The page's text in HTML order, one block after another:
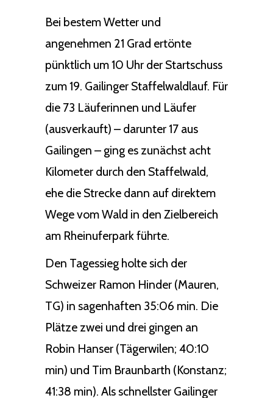
Bei bestem Wetter und
angenehmen 21 Grad ertönte
pünktlich um 10 Uhr der Startschuss
zum 19. Gailinger Staffelwaldlauf. Für
die 73 Läuferinnen und Läufer
(ausverkauft) – darunter 17 aus
Gailingen – ging es zunächst acht
Kilometer durch den Staffelwald,
ehe die Strecke dann auf direktem
Wege vom Wald in den Zielbereich
am Rheinuferpark führte.
Den Tagessieg holte sich der
Schweizer Ramon Hinder (Mauren,
TG) in sagenhaften 35:06 min. Die
Plätze zwei und drei gingen an
Robin Hanser (Tägerwilen; 40:10
min) und Tim Braunbarth (Konstanz;
41:38 min). Als schnellster Gailinger